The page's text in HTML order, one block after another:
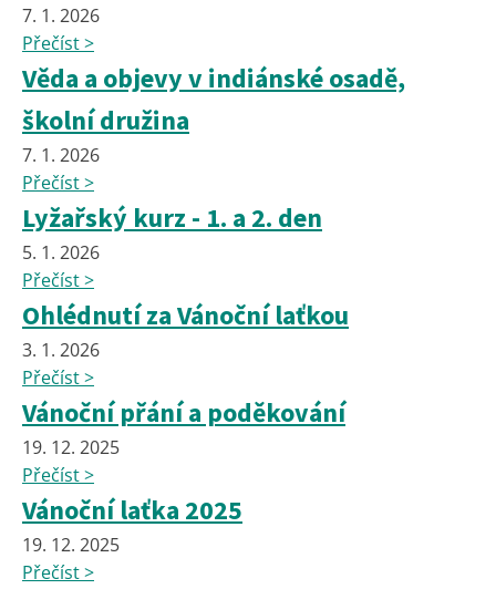
7. 1. 2026
Přečíst >
Věda a objevy v indiánské osadě,
školní družina
7. 1. 2026
Přečíst >
Lyžařský kurz - 1. a 2. den
5. 1. 2026
Přečíst >
Ohlédnutí za Vánoční laťkou
3. 1. 2026
Přečíst >
Vánoční přání a poděkování
19. 12. 2025
Přečíst >
Vánoční laťka 2025
19. 12. 2025
Přečíst >